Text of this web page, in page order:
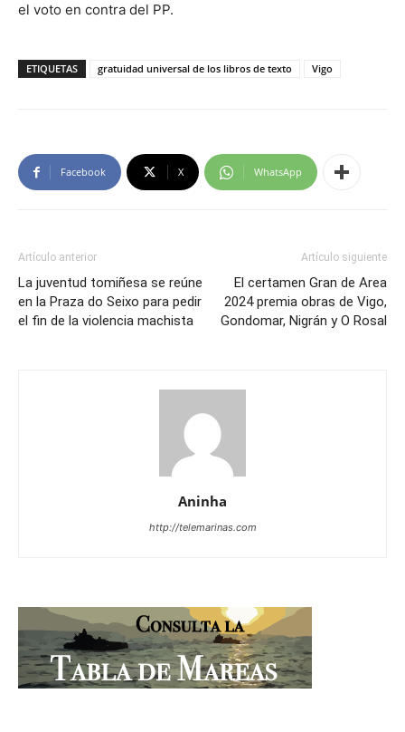
el voto en contra del PP.
ETIQUETAS gratuidad universal de los libros de texto Vigo
Facebook X WhatsApp
Artículo anterior
La juventud tomiñesa se reúne
en la Praza do Seixo para pedir
el fin de la violencia machista
Artículo siguiente
El certamen Gran de Area
2024 premia obras de Vigo,
Gondomar, Nigrán y O Rosal
Aninha
http://telemarinas.com